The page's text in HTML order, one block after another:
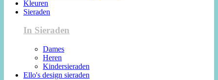
Kleuren
Sieraden
In Sieraden
Dames
Heren
Kindersieraden
Ello's design sieraden